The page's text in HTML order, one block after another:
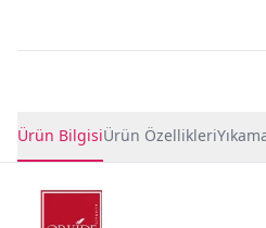
Ürün BilgisiÜrün Özellikleri